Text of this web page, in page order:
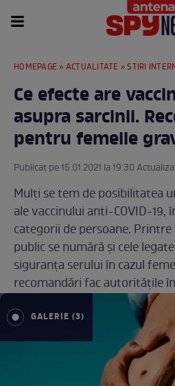
HOMEPAGE » ACTUALITATE »STIRI
Ce efecte are
asupra sarcinii.
pentru femeile
Publicat pe 15.01.2021 la 19:30
Mulți se tem de posibilitatea
ale vaccinului anti-COVID-19,
categorii de persoane.
public se numără și cele
siguranța serului în cazul
recomandări fac autoritățile
GALERIE (3)